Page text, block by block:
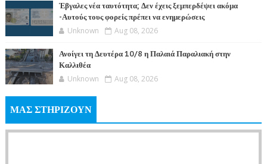
Έβγαλες νέα ταυτότητα; Δεν έχεις ξεμπερδέψει ακόμα
-Αυτούς τους φορείς πρέπει να ενημερώσεις
Unknown Aug 08, 2026
Ανοίγει τη Δευτέρα 10/8 η Παλαιά Παραλιακή στην
Καλλιθέα
Unknown Aug 08, 2026
ΜΑΣ ΣΤΗΡΙΖΟΥΝ